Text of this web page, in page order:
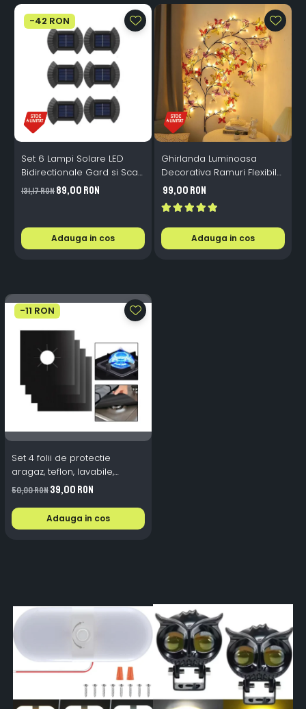
-42 RON
Set 6 Lampi Solare LED
Bidirectionale Gard si Scari
- 200mAh, IP65, Alb Cald,
Senzor Automat
131,17 RON89,00 RON
Adauga in cos
Ghirlanda Luminoasa
Decorativa Ramuri Flexibile
1.6m 72 LED USB
Telecomanda
99,00 RON
Adauga in cos
-11 RON
Set 4 folii de protectie
aragaz, teflon, lavabile,
reutilizabile, Negru/Gri
50,00 RON39,00 RON
Adauga in cos